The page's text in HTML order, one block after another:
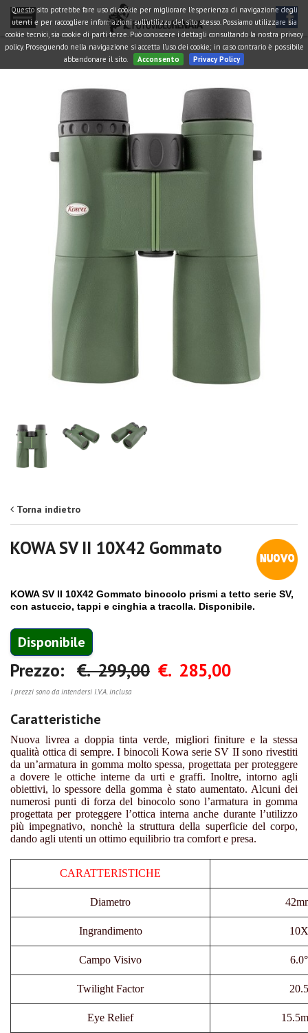
Questo sito potrebbe fare uso di cookie per migliorare l'esperienza di navigazione degli
utenti e per raccogliere informazioni sull'utilizzo del sito stesso. Possiamo utilizzare sia
cookie tecnici, sia cookie di parti terze. Può conoscere i dettagli consultando la nostra privacy
policy. Proseguendo nella navigazione si accetta l'uso dei cookie; in caso contrario è possibile
abbandonare il sito.
Acconsento Privacy Policy
Torna indietro
KOWA SV II 10X42 Gommato
KOWA SV II 10X42 Gommato binocolo prismi a tetto serie SV,
con astuccio, tappi e cinghia a tracolla. Disponibile.
Disponibile
Prezzo: €. 299,00 €. 285,00
I prezzi sono da intendersi I.V.A. inclusa
Caratteristiche
Nuova livrea a doppia tinta verde, migliori finiture e la stessa
qualità ottica di sempre. I binocoli Kowa serie SV II sono rivestiti
da un’armatura in gomma molto spessa, progettata per proteggere
a dovere le ottiche interne da urti e graffi. Inoltre, intorno agli
obiettivi, lo spessore della gomma è stato aumentato. Alcuni dei
numerosi punti di forza del binocolo sono l’armatura in gomma
progettata per proteggere l’ottica interna anche durante l’utilizzo
più impegnativo, nonchè la struttura della superficie del corpo,
dando agli utenti un ottimo equilibrio tra comfort e presa.
CARATTERISTICHE
Diametro
Ingrandimento 10X
Campo Visivo 6.0°
Twilight Factor 20.5
Eye Relief